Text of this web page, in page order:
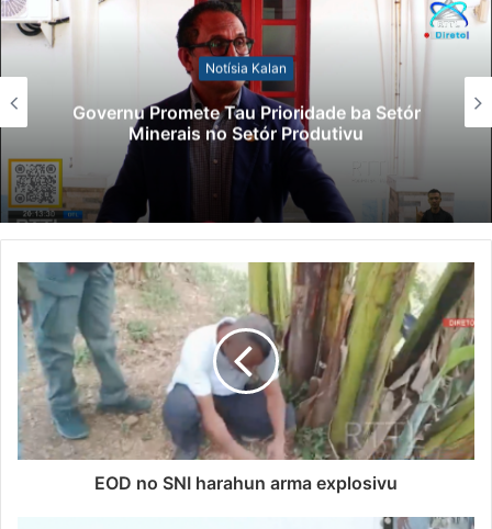
Notísia Kalan
Governu Promete Tau Prioridade ba Setór
Minerais no Setór Produtivu
EOD no SNI harahun arma explosivu